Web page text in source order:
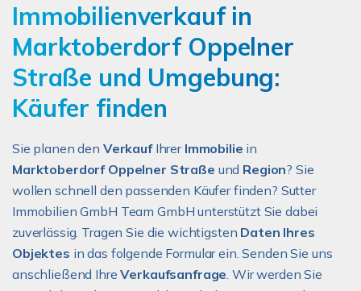
Immobilienverkauf in
Marktoberdorf Oppelner
Straße und Umgebung:
Käufer finden
Sie planen den VerkaufIhrer Immobilie in
Marktoberdorf Oppelner Straße und Region? Sie
wollen schnell den passenden Käufer finden? Sutter
Immobilien GmbH Team GmbH unterstützt Sie dabei
zuverlässig. Tragen Sie die wichtigsten Daten Ihres
Objektes in das folgende Formular ein. Senden Sie uns
anschließend IhreVerkaufsanfrage. Wir werden Sie